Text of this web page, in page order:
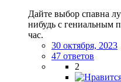
Дайте выбор спавна
нибудь с гениальным
час.
30 октября, 2023
47 ответов
2